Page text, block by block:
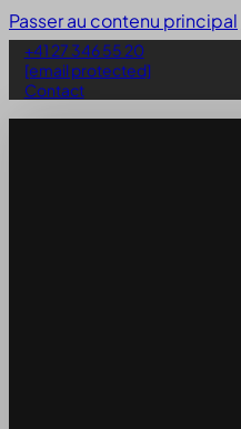
Passer au contenu principal
+41 27 346 55 20
[email protected]
Contact